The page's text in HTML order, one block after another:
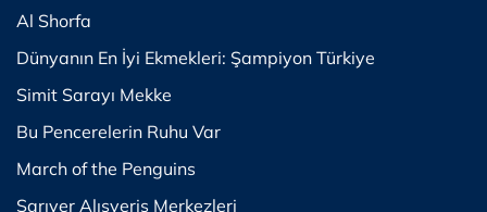
Al Shorfa
Dünyanın En İyi Ekmekleri: Şampiyon Türkiye
Simit Sarayı Mekke
Bu Pencerelerin Ruhu Var
March of the Penguins
Sarıyer Alışveriş Merkezleri